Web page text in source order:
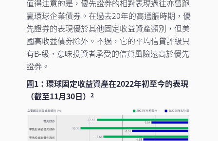
值得注意的是，優先證券的相對表現過往亦曾跑
贏環球企業債券。在過去20年的高通脹時期，優
先證券的表現優於其他固定收益資產類別，但美
國高收益債券除外。不過，它的平均信貸評級只
有B-級，意味投資者承受的信貸風險遠高於優先
證券。
圖1：環球固定收益資產在2022年初至今的表現
（截至11月30日） 2